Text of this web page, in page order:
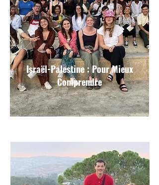
Israël-Palestine : Pour Mieux
Comprendre